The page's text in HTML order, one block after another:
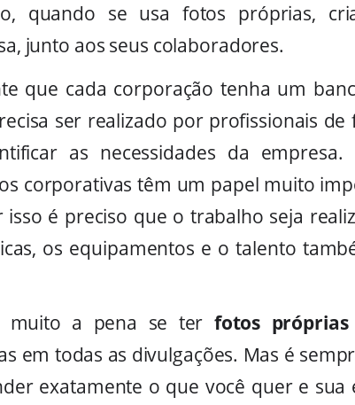
quando se usa fotos próprias,
junto aos seus colaboradores.
que cada corporação tenha um
ser realizado por profissionais
as necessidades da
corporativas têm um papel muito
é preciso que o trabalho seja
os equipamentos e o talento
muito a pena se ter fotos
em todas as divulgações. Mas é
exatamente o que você quer e sua